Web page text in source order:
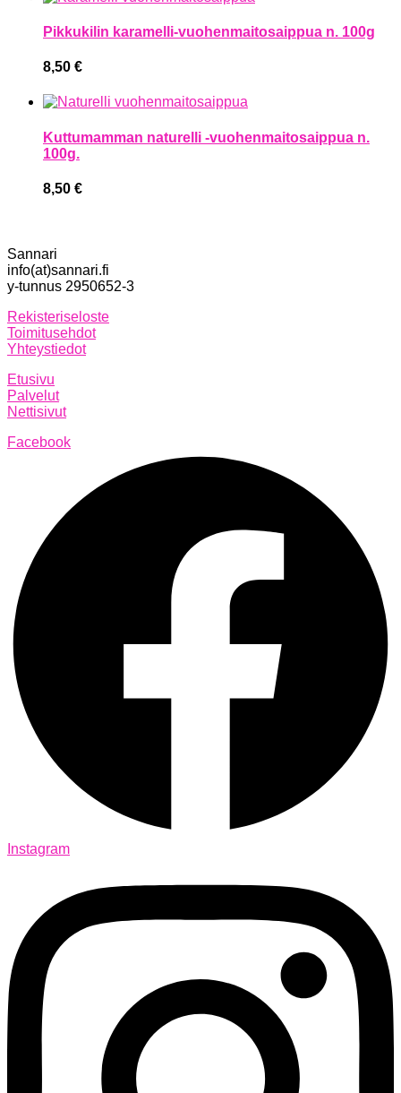
Pikkukilin karamelli-vuohenmaitosaippua n. 100g
8,50 €
Kuttumamman naturelli -vuohenmaitosaippua n.
100g.
8,50 €
Sannari
info(at)sannari.fi
y-tunnus 2950652-3
Rekisteriseloste
Toimitusehdot
Yhteystiedot
Etusivu
Palvelut
Nettisivut
Facebook
Instagram